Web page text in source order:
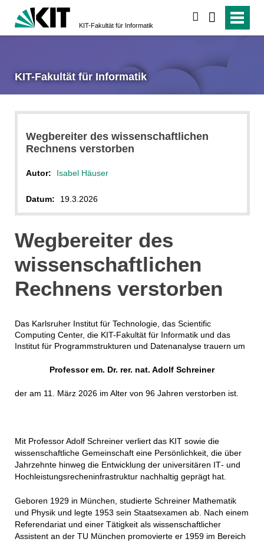
KIT-Fakultät für Informatik
KIT-Fakultät für Informatik
Wegbereiter des wissenschaftlichen
Rechnens verstorben
Autor: Isabel Häuser
Datum: 19.3.2026
Wegbereiter des
wissenschaftlichen
Rechnens verstorben
Das Karlsruher Institut für Technologie, das Scientific
Computing Center, die KIT-Fakultät für Informatik und das
Institut für Programmstrukturen und Datenanalyse trauern um
Professor em. Dr. rer. nat. Adolf Schreiner
der am 11. März 2026 im Alter von 96 Jahren verstorben ist.
Mit Professor Adolf Schreiner verliert das KIT sowie die
wissenschaftliche Gemeinschaft eine Persönlichkeit, die über
Jahrzehnte hinweg die Entwicklung der universitären IT‑ und
Hochleistungsrecheninfrastruktur nachhaltig geprägt hat.
Geboren 1929 in München, studierte Schreiner Mathematik
und Physik und legte 1953 sein Staatsexamen ab. Nach einem
Referendariat und einer Tätigkeit als wissenschaftlicher
Assistent an der TU München promovierte er 1959 im Bereich